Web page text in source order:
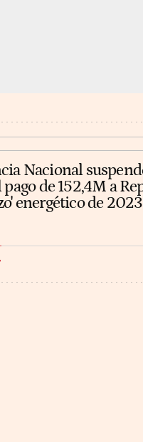
Nacional
de 152,4M a
energético de 2023